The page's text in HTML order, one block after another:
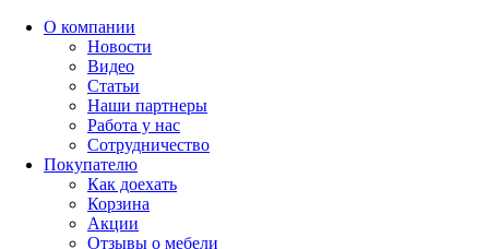
О компании
Новости
Видео
Статьи
Наши партнеры
Работа у нас
Сотрудничество
Покупателю
Как доехать
Корзина
Акции
Отзывы о мебели